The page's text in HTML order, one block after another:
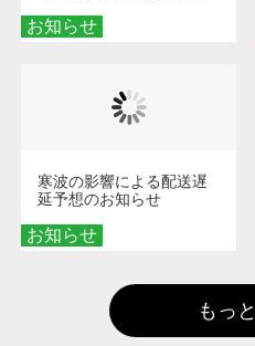
お知らせ
お知らせ
寒波の影響による配送遅
延予想のお知らせ
もっ